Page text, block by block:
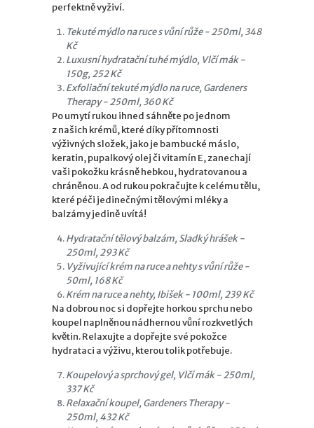
perfektně vyživí.
Tekuté mýdlo na ruce s vůní růže - 250ml, 348
Kč
Luxusní hydratační tuhé mýdlo, Vlčí mák -
150g, 252 Kč
Exfoliační tekuté mýdlo na ruce, Gardeners
Therapy - 250ml, 360 Kč
Po umytí rukou ihned sáhněte po jednom
z našich krémů, které díky přítomnosti
výživných složek, jako je bambucké máslo,
keratin, pupalkový olej či vitamín E, zanechají
vaši pokožku krásně hebkou, hydratovanou a
chráněnou. A od rukou pokračujte k celému tělu,
které péči jedinečnými tělovými mléky a
balzámy jedině uvítá!
Hydratační tělový balzám, Sladký hrášek -
250ml, 293 Kč
Vyživující krém na ruce a nehty s vůní růže -
50ml, 168 Kč
Krém na ruce a nehty, Ibišek - 100ml, 239 Kč
Na dobrou noc si dopřejte horkou sprchu nebo
koupel naplněnou nádhernou vůní rozkvetlých
květin. Relaxujte a dopřejte své pokožce
hydrataci a výživu, kterou tolik potřebuje.
Koupelový a sprchový gel, Vlčí mák - 250ml,
337 Kč
Relaxační koupel, Gardeners Therapy -
250ml, 432 Kč